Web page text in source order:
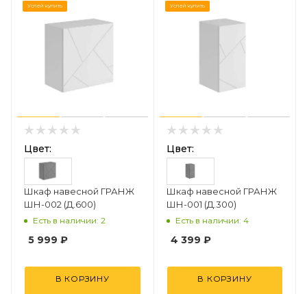
Успей купить
Цвет:
Шкаф навесной ГРАНЖ
ШН-002 (Д.600)
Есть в наличии: 2
5 999 ₽
В КОРЗИНУ
Успей купить
Цвет:
Шкаф навесной ГРАНЖ
ШН-001 (Д.300)
Есть в наличии: 4
4 399 ₽
В КОРЗИНУ